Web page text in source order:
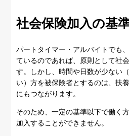
社会保険加入の基
パートタイマー・アルバイトでも
ているのであれば、原則として社
す。しかし、時間や日数が少ない
い）方を被保険者とするのは、扶
にもつながります。
そのため、一定の基準以下で働く
加入することができません。